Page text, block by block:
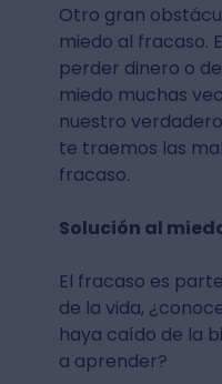
Otro gran
miedo al fracaso.
perder dinero o
miedo muchas
nuestro
te traemos las
fracaso.
Solución al
El fracaso es
de la vida,
haya caído de la
a aprender?